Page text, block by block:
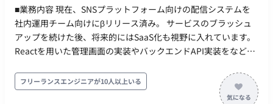
Management) の運用を統括。 - EUCに関連するハードウェ
ア、ソフトウェアの包括的なIT資産管理体制を構築し、効率的
な運用を実現。 - 全国約1,600店舗と本部拠点におけるWi-Fi
環境、インターネット回線、LAN環境の企画、設計、構築、お
プウェア： GoogleWorkspace(Gmail, GoogleCalendar,
SpreadSheet） 〇モブプロ‧ペアプロ ■会社・求人の魅力 〇
新規プロダクトとなり、ライブラリ選定等の技術選定に関われ
ます 〇雇⽤形態に関わらず、設計‧実装‧コードレビューに関
キルアップに注⼒できます 〇開発に必要なソフトウェアライ
センスの貸与制度を導⼊(Cursorなどの有料IDE 等を無償貸与）
■業務内容 現在、SNSプラットフォーム向けの配信システムを
社内運用チーム向けにβリリース済み。 サービスのブラッシュ
アップを続けた後、将来的にはSaaS化も視野に入れています。
Reactを用いた管理画面の実装やバックエンドAPI実装をなど、
権限機能、アカウント招待、MFAを中心に開発していただきま
す。 その後は徐々にサービス特有の機能開発をお任せする予定
フリーランスエンジニアが10人以上いる